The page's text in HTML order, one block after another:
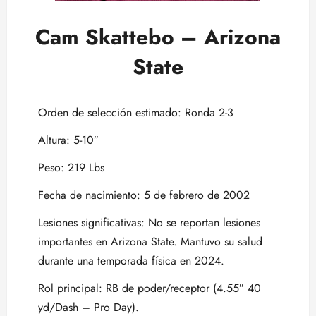
Cam Skattebo – Arizona
State
Orden de selección estimado: Ronda 2-3
Altura: 5-10″
Peso: 219 Lbs
Fecha de nacimiento: 5 de febrero de 2002
Lesiones significativas: No se reportan lesiones
importantes en Arizona State. Mantuvo su salud
durante una temporada física en 2024.
Rol principal: RB de poder/receptor (4.55″ 40
yd/Dash – Pro Day).